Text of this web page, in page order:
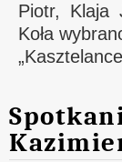
Piotr, Klaja
Koła